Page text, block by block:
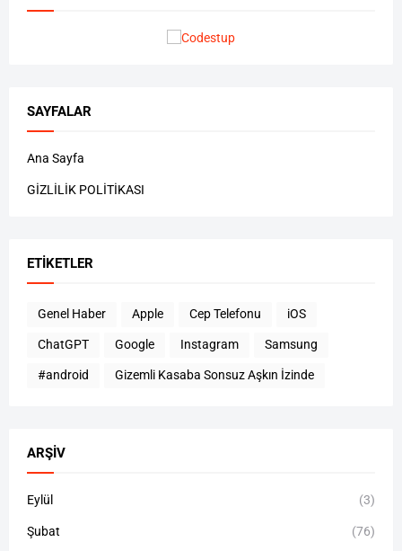
SAYFALAR
Ana Sayfa
GİZLİLİK POLİTİKASI
ETIKETLER
Genel Haber Apple Cep Telefonu iOS
ChatGPT Google Instagram Samsung
#android Gizemli Kasaba Sonsuz Aşkın İzinde
ARŞIV
Eylül (3)
Şubat (76)